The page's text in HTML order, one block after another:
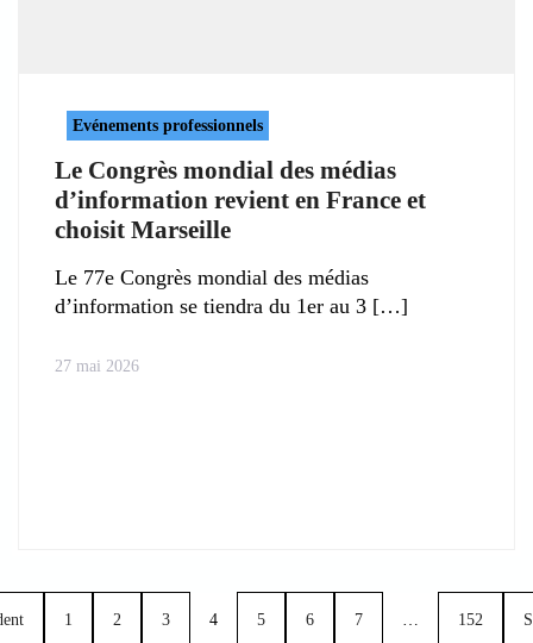
Evénements professionnels
Le Congrès mondial des médias
d’information revient en France et
choisit Marseille
Le 77e Congrès mondial des médias
d’information se tiendra du 1er au 3
27 mai 2026
1 2 3 4 5 6 7 … 152